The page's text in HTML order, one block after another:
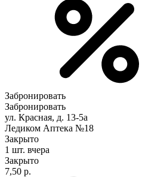
Забронировать
Забронировать
ул. Красная, д. 13-5а
Ледиком Аптека №18
Закрыто
1 шт. вчера
Закрыто
7,50 р.